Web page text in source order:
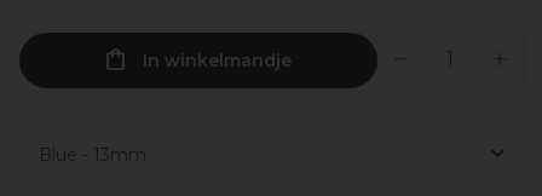
In winkelmandje